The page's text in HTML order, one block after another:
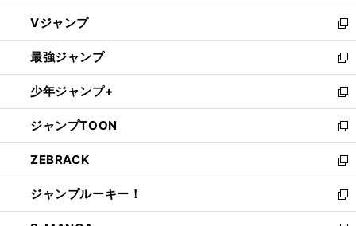
ウ
ィ
ン
ド
ウ
で
開
く
し
い
ウ
ィ
ン
ド
ウ
で
開
く
Vジャンプ
新
し
い
ウ
ィ
ン
ド
ウ
で
開
く
最強ジャンプ
新
し
い
ウ
ィ
ン
ド
ウ
で
開
少年ジャンプ+
新
し
い
ウ
ィ
ン
ド
ウ
ジャンプTOON
新
し
い
ウ
ィ
ン
ZEBRACK
新
し
い
ウ
ジャンプルーキー！
新
し